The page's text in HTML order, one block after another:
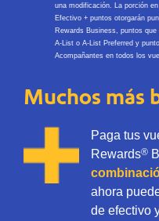
una modificación. La porción
Efectivo + puntos otorgarán
Rewards Business, puntos
A-List o A-List Preferred y
Acompañantes en todos los
Muchos más
Paga tus
Rewards®
ahora
de efectivo